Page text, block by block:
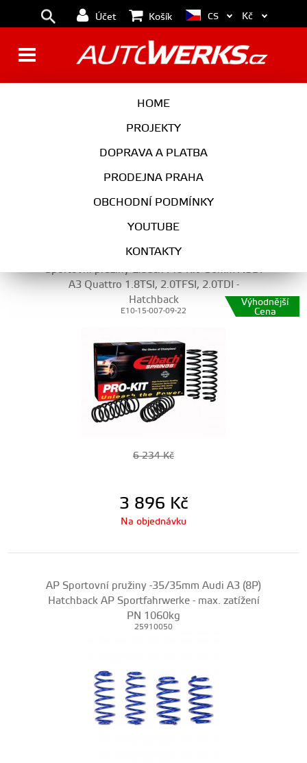
Účet Košík
HOME
PROJEKTY
DOPRAVA A PLATBA
PRODEJNA PRAHA
OBCHODNÍ PODMÍNKY
YOUTUBE
KONTAKTY
CS Kč
PODVOZEK
Sportovní pružiny Eibach Pro-Kit -30mm AUDI
A3 Quattro 1.8TSI, 2.0TFSI, 2.0TDI -
Hatchback
E10-15-007-09-22
Výhodnější
Cena
6 234Kč
3 896 Kč
Na objednávku
AP Sportovní pružiny -35/35mm Audi A3 (8P)
Hatchback AP Sportfahrwerke - max. zatížení
PN 1060kg
25910050